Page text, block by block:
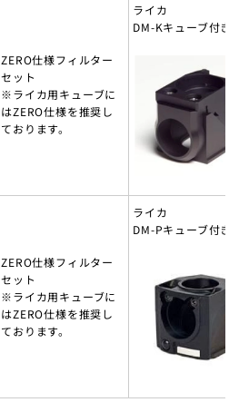
ZERO仕様フィルター
セット
※ライカ用キューブに
はZERO仕様を推奨し
ております。
ライカ
DM-Kキューブ付き
ZERO仕様フィルター
セット
※ライカ用キューブに
はZERO仕様を推奨し
ております。
ライカ
DM-Pキューブ付き